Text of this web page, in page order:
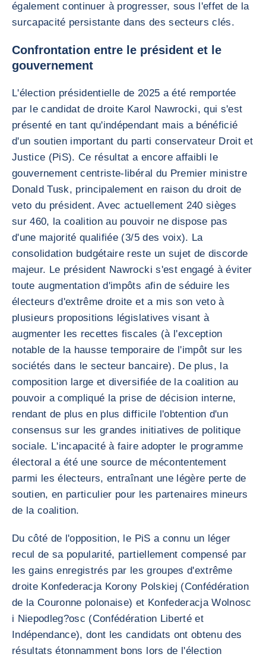
également continuer à progresser, sous l'effet de la
surcapacité persistante dans des secteurs clés.
Confrontation entre le président et le
gouvernement
L'élection présidentielle de 2025 a été remportée
par le candidat de droite Karol Nawrocki, qui s'est
présenté en tant qu'indépendant mais a bénéficié
d'un soutien important du parti conservateur Droit et
Justice (PiS). Ce résultat a encore affaibli le
gouvernement centriste-libéral du Premier ministre
Donald Tusk, principalement en raison du droit de
veto du président. Avec actuellement 240 sièges
sur 460, la coalition au pouvoir ne dispose pas
d'une majorité qualifiée (3/5 des voix). La
consolidation budgétaire reste un sujet de discorde
majeur. Le président Nawrocki s'est engagé à éviter
toute augmentation d'impôts afin de séduire les
électeurs d'extrême droite et a mis son veto à
plusieurs propositions législatives visant à
augmenter les recettes fiscales (à l'exception
notable de la hausse temporaire de l'impôt sur les
sociétés dans le secteur bancaire). De plus, la
composition large et diversifiée de la coalition au
pouvoir a compliqué la prise de décision interne,
rendant de plus en plus difficile l'obtention d'un
consensus sur les grandes initiatives de politique
sociale. L'incapacité à faire adopter le programme
électoral a été une source de mécontentement
parmi les électeurs, entraînant une légère perte de
soutien, en particulier pour les partenaires mineurs
de la coalition.
Du côté de l'opposition, le PiS a connu un léger
recul de sa popularité, partiellement compensé par
les gains enregistrés par les groupes d'extrême
droite Konfederacja Korony Polskiej (Confédération
de la Couronne polonaise) et Konfederacja Wolnosc
i Niepodleg?osc (Confédération Liberté et
Indépendance), dont les candidats ont obtenu des
résultats étonnamment bons lors de l'élection